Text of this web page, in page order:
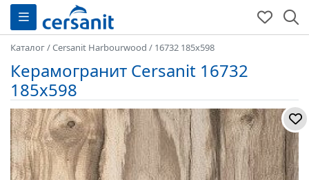
Каталог/Cersanit Harbourwood / 16732 185x598
Керамогранит Cersanit 16732
185x598